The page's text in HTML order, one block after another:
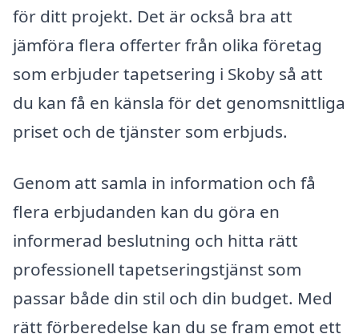
för ditt projekt. Det är också bra att
jämföra flera offerter från olika företag
som erbjuder tapetsering i Skoby så att
du kan få en känsla för det genomsnittliga
priset och de tjänster som erbjuds.
Genom att samla in information och få
flera erbjudanden kan du göra en
informerad beslutning och hitta rätt
professionell tapetseringstjänst som
passar både din stil och din budget. Med
rätt förberedelse kan du se fram emot ett